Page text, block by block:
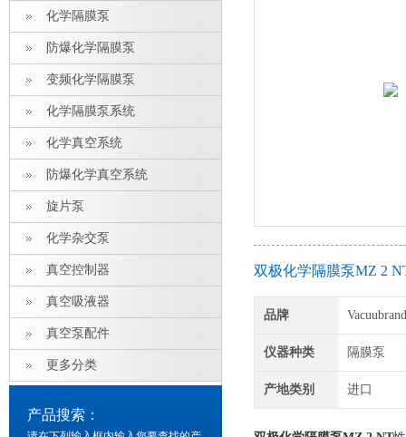
化学隔膜泵
防爆化学隔膜泵
变频化学隔膜泵
化学隔膜泵系统
化学真空系统
防爆化学真空系统
旋片泵
化学杂交泵
真空控制器
真空吸液器
真空泵配件
更多分类
产品搜索：
双极化学隔膜泵MZ 2
品牌
仪器种类 隔膜泵
产地类别 进口